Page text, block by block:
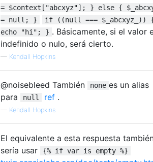
= $context["abcxyz"]; } else {
= null; }
if ((null === $_abcxyz_))
echo "hi"; } . Básicamente, si el valor
indefinido o nulo, será cierto.
— Kendall Hopkins
@noisebleed También none es un alias
para
null ref .
— Kendall Hopkins
El equivalente a esta respuesta
sería usar
{% if var is empty %}